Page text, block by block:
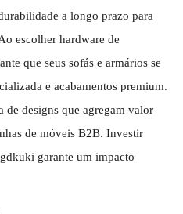
a longo prazo para
escolher hardware de
que seus sofás e armários se
e acabamentos premium.
de designs que agregam valor
de móveis B2B. Investir
gdkuki garante um impacto